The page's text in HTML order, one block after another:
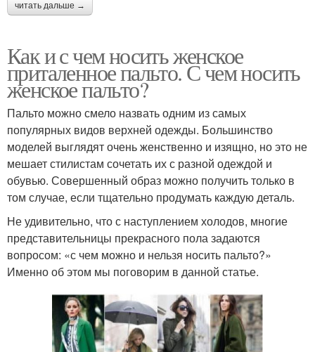
читать дальше →
Как и с чем носить женское
приталенное пальто. С чем носить
женское пальто?
Пальто можно смело назвать одним из самых
популярных видов верхней одежды. Большинство
моделей выглядят очень женственно и изящно, но это не
мешает стилистам сочетать их с разной одеждой и
обувью. Совершенный образ можно получить только в
том случае, если тщательно продумать каждую деталь.
Не удивительно, что с наступлением холодов, многие
представительницы прекрасного пола задаются
вопросом: «с чем можно и нельзя носить пальто?»
Именно об этом мы поговорим в данной статье.